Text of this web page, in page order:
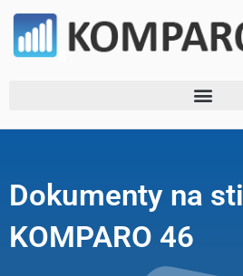
Dokumenty na
KOMPARO 46